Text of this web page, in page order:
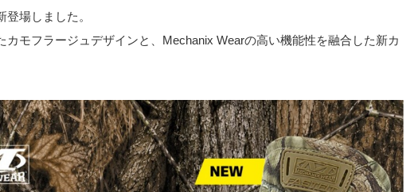
登場しました。
カモフラージュデザインと、Mechanix Wearの高い機能性を融合した新カ